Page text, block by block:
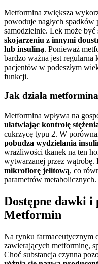
Metformina zwiększa
powoduje nagłych spadków
samodzielnie. Lek może być
skojarzeniu z innymi
lub insuliną. Ponieważ
bardzo ważna jest regularna
pacjentów w podeszłym
funkcji.
Jak działa
Metformina wpływa na
ułatwiając kontrolę
cukrzycę typu 2. W
pobudza wydzielania
wrażliwości tkanek na ten
wytwarzanej przez wątrobę.
mikroflorę jelitową, co
parametrów metabolicznych.
Dostępne dawki i
Metformin
Na rynku farmaceutycznym
zawierających metforminę,
Choć substancja czynna